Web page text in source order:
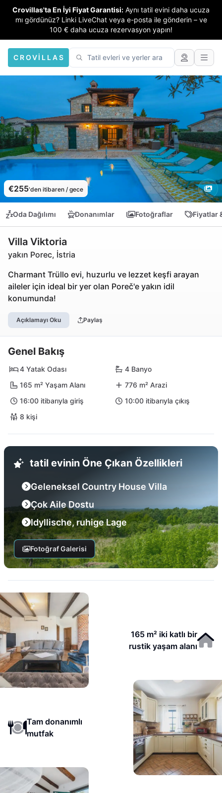
Crovillas'ta En İyi Fiyat Garantisi: Aynı tatil evini daha ucuza
mı gördünüz? Linki LiveChat veya e-posta ile gönderin – ve
100 € daha ucuza rezervasyon yapın!
CROVILLAS
€255'den itibaren / gece
Oda Dağılımı Donanımlar Fotoğraflar Fiyatlar
Villa Viktoria
yakın Porec, İstria
Charmant Trüllo evi, huzurlu ve lezzet keşfi arayan
aileler için ideal bir yer olan Poreč'e yakın idil
konumunda!
Açıklamayı Oku Paylaş
Genel Bakış
4 Yatak Odası
4 Banyo
165 m² Yaşam Alanı
776 m² Arazi
16:00 itibarıyla giriş
10:00 itibarıyla çıkış
8 kişi
tatil evinin Öne Çıkan Özellikleri
Geleneksel Country House Villa
Çok Aile Dostu
Idyllische, ruhige Lage
Fotoğraf Galerisi
165 m² iki katlı bir
rustik yaşam alanı
Tam donanımlı
mutfak